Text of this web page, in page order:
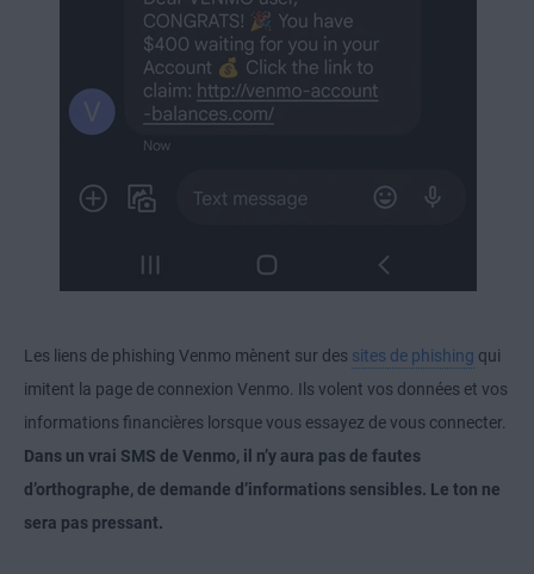
Les liens de phishing Venmo mènent sur des sites de phishing qui
imitent la page de connexion Venmo. Ils volent vos données et vos
informations financières lorsque vous essayez de vous connecter.
Dans un vrai SMS de Venmo, il n’y aura pas de fautes
d’orthographe, de demande d’informations sensibles. Le ton ne
sera pas pressant.